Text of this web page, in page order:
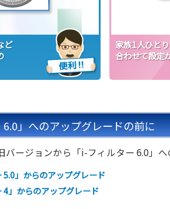
ど
家族1人ひと
合わせて設定
」へのアップグレードの前に
バージョンから「i-フィルター 6.0」
5.0」からのアップグレード
4」からのアップグレード